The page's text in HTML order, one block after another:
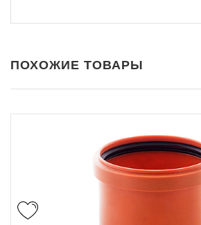
ПОХОЖИЕ ТОВАРЫ